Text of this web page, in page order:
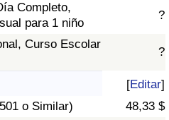
Completo,
para 1 niño
?
Curso Escolar
?
[Editar]
o Similar)
48,33 $